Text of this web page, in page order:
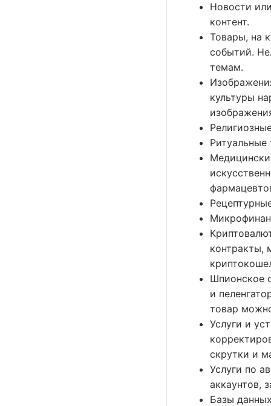
Новости
контент.
Товары, на
событий.
темам.
культуры
Ритуальные
контракты,
Шпионское
и
товар
Услуги и
скрутки и
Услуги по
аккаунтов,
Базы